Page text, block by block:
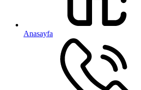
Anasayfa